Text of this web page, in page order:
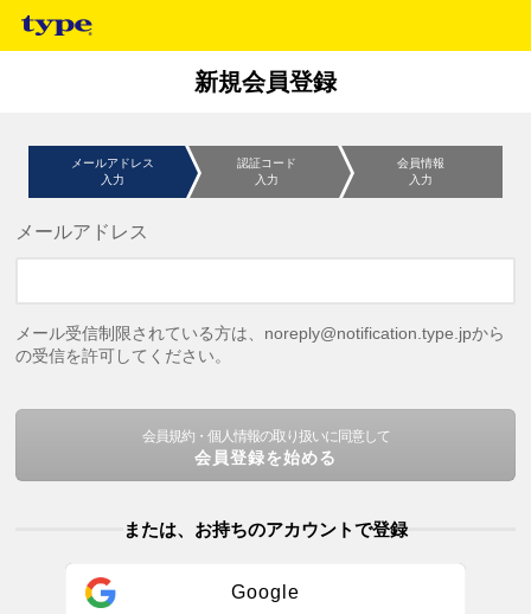
新規会員登録
メールアドレス
入力
認証コード
入力
会員情報
入力
メールアドレス
メール受信制限されている方は、noreply@notification.type.jpから
の受信を許可してください。
会員規約・個人情報の取り扱いに同意して
会員登録を始める
または、お持ちのアカウントで登録
Google